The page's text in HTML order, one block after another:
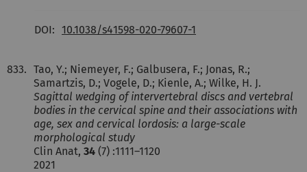
DOI: 10.1038/s41598-020-79607-1
833. Tao, Y.; Niemeyer, F.; Galbusera, F.; Jonas, R.;
Samartzis, D.; Vogele, D.; Kienle, A.; Wilke, H. J.
Sagittal wedging of intervertebral discs and vertebral
bodies in the cervical spine and their associations with
age, sex and cervical lordosis: a large-scale
morphological study
Clin Anat, 34 (7) :1111–1120
2021